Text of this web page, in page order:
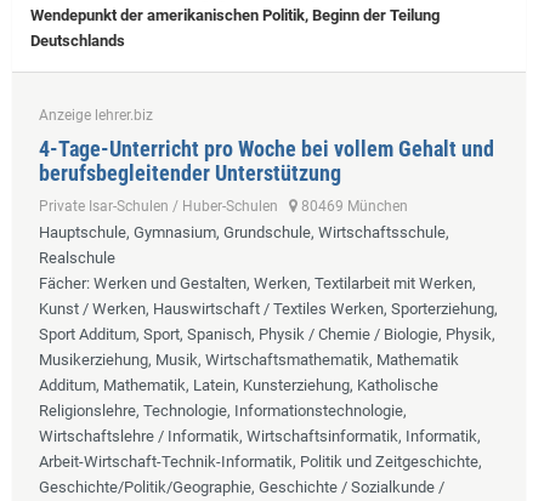
Wendepunkt der amerikanischen Politik, Beginn der Teilung
Deutschlands
Anzeige lehrer.biz
4-Tage-Unterricht pro Woche bei vollem Gehalt und
berufsbegleitender Unterstützung
Private Isar-Schulen / Huber-Schulen 80469 München
Hauptschule, Gymnasium, Grundschule, Wirtschaftsschule,
Realschule
Fächer: Werken und Gestalten, Werken, Textilarbeit mit Werken,
Kunst / Werken, Hauswirtschaft / Textiles Werken, Sporterziehung,
Sport Additum, Sport, Spanisch, Physik / Chemie / Biologie, Physik,
Musikerziehung, Musik, Wirtschaftsmathematik, Mathematik
Additum, Mathematik, Latein, Kunsterziehung, Katholische
Religionslehre, Technologie, Informationstechnologie,
Wirtschaftslehre / Informatik, Wirtschaftsinformatik, Informatik,
Arbeit-Wirtschaft-Technik-Informatik, Politik und Zeitgeschichte,
Geschichte/Politik/Geographie, Geschichte / Sozialkunde /